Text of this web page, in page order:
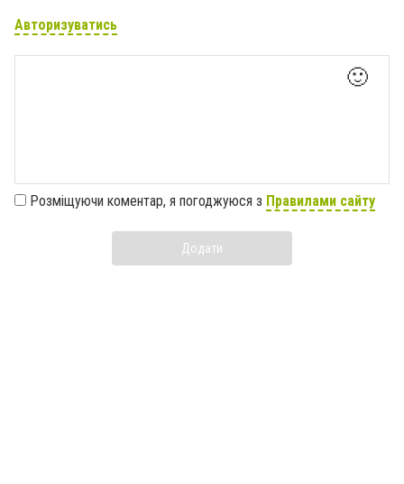
Авторизуватись
🙂
Розміщуючи коментар, я погоджуюся з Правилами сайту
Додати